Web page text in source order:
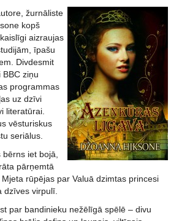
žurnāliste
kopš
aizraujas
īpašu
Divdesmit
ziņu
programmas
uz dzīvi
literatūrai.
vēsturiskus
seriālus.
iet bojā,
pārņemtā
rūpējas par Valuā dzimtas princesi
dzīves virpulī.
par bandinieku nežēlīgā spēlē – divu